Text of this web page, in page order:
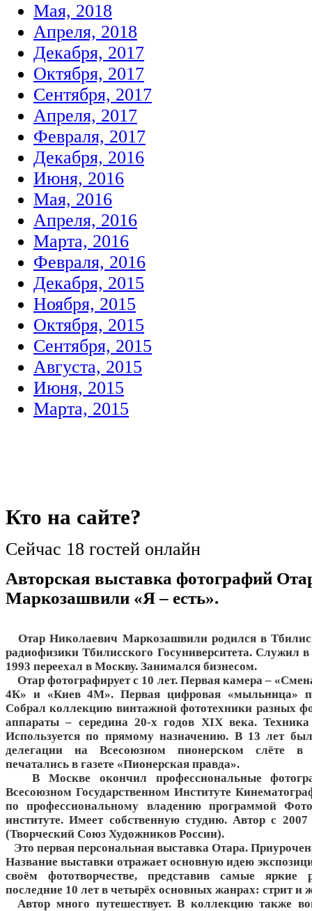
Мая, 2018
Апреля, 2018
Декабря, 2017
Октября, 2017
Сентября, 2017
Апреля, 2017
Февраля, 2017
Декабря, 2016
Июня, 2016
Мая, 2016
Апреля, 2016
Марта, 2016
Февраля, 2016
Декабря, 2015
Ноября, 2015
Октября, 2015
Сентября, 2015
Августа, 2015
Июня, 2015
Марта, 2015
Кто на сайте?
Сейчас 18 гостей онлайн
Авторская выставка фотографий
Маркозашвили «Я – есть».
Отар Николаевич Маркозашвили родился в
радиофизики Тбилисского Госуниверситета. Служил
1993 переехал в Москву. Занимался бизнесом.
Отар фотографирует с 10 лет. Первая камера –
4К» и «Киев 4М». Первая цифровая «мыльница»
Собрал коллекцию винтажной фототехники разных
аппараты – середина 20-х годов XIX века.
Используется по прямому назначению. В 13 лет был
делегации на Всесоюзном пионерском слёте
печатались в газете «Пионерская правда».
В Москве окончил профессиональные
Всесоюзном Государственном Институте
по профессиональному владению программой
институте. Имеет собственную студию. Автор с
(Творческий Союз Художников России).
Это первая персональная выставка Отара.
Название выставки отражает основную идею
своём фототворчестве, представив самые яркие
последние 10 лет в четырёх основных жанрах: стрит и
Автор много путешествует. В коллекцию также